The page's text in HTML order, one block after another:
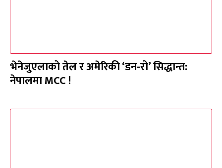
भेनेजुएलाको तेल र अमेरिकी ‘डन-रो’ सिद्धान्त:
नेपालमा MCC !